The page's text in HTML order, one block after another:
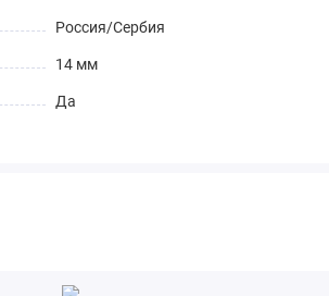
Россия/Сербия
14 мм
Да